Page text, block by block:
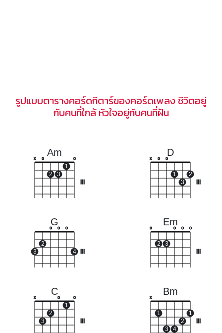
รูปแบบตารางคอร์ดกีตาร์ของคอร์ดเพลง ชีวิตอยู่
กับคนที่ใกล้ หัวใจอยู่กับคนที่ฝัน
Am
x o
2 3
1
o
D
x o o
1
3
2
G
3
2
o o o
4
Em
o
2 3
o o o
C
x
3
2
o
1
o
Bm
x
1
3 4
2
1